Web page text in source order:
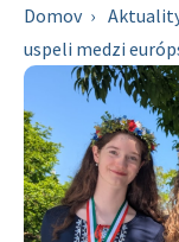
Domov ›
uspeli medzi